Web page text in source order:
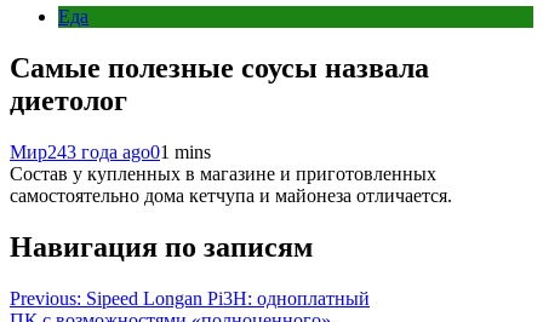
Еда
Самые полезные соусы назвала
диетолог
Мир243 года ago01 mins
Состав у купленных в магазине и приготовленных
самостоятельно дома кетчупа и майонеза отличается.
Навигация по записям
Previous: Sipeed Longan Pi3H: одноплатный